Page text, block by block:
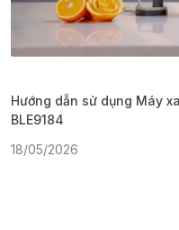
Hướng dẫn sử dụng Máy
BLE9184
18/05/2026